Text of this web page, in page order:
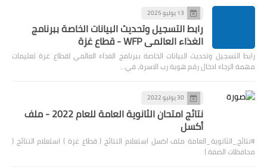
13 يوليو 2025
رابط التسجيل وتحديث البيانات الخاصة ببرنامج
الغذاء العالمي WFP - قطاع غزة
رابط التسجيل وتحديث البيانات الخاصة ببرنامج الغذاء العالمي لقطاع غزة تعليمات
مهمة الرجاء ادخال رقم هوية رب الاسرة، في…
30 يوليو 2022
نتائج امتحان الثانوية العامة للعام 2022 - ملف
أكسل
#نتائج_الثانوية_العامة ملف اكسل استعلام النتائج ( قطاع غزة ) استعلام النتائج (
محافظات الضفة )